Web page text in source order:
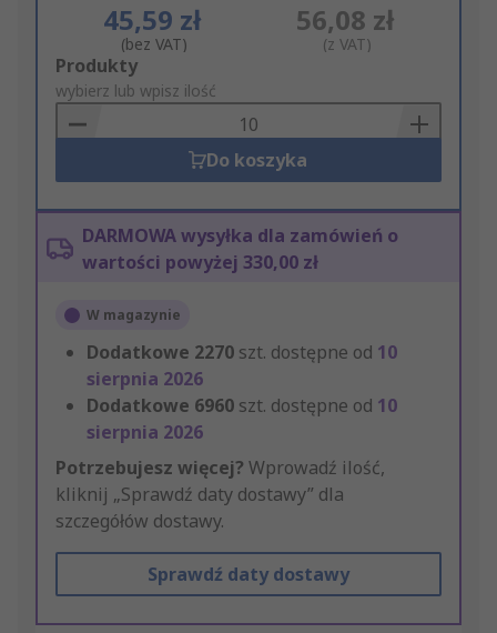
45,59 zł
(bez VAT)
56,08 zł
(z VAT)
Add
to
Basket
Produkty
wybierz lub wpisz ilość
Do koszyka
DARMOWA wysyłka dla zamówień o
wartości powyżej 330,00 zł
W magazynie
Dodatkowe 2270 szt. dostępne od 10
sierpnia 2026
Dodatkowe 6960 szt. dostępne od 10
sierpnia 2026
Potrzebujesz więcej? Wprowadź ilość,
kliknij „Sprawdź daty dostawy” dla
szczegółów dostawy.
Sprawdź daty dostawy